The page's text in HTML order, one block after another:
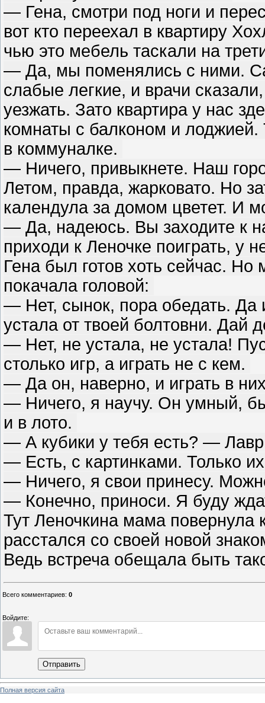
— Гена, смотри под ноги и
вот кто переехал в квартиру
чью это мебель таскали на
— Да, мы поменялись с ними.
слабые легкие, и врачи
уезжать. Зато квартира у нас
комнаты c балконом и
в коммуналке.
— Ничего, привыкнете. Наш
Летом, правда, жарковато. Но
календула за домом цветет. И
— Да, надеюсь. Вы заходите к
приходи к Леночке поиграть, у
Гена был готов хоть сейчас. Но
покачала головой:
— Нет, сынок, пора обедать. Да
устала от твоей болтовни. Дай
— Нет, не устала, не устала!
столько игр, а играть не с кем.
— Да он, наверно, и играть в
— Ничего, я научу. Он умный,
и в лото.
— А кубики у тебя есть? —
— Есть, с картинками. Только
— Ничего, я свои принесу.
— Конечно, приноси. Я буду
Тут Леночкина мама повернула
расстался со своей новой
Ведь встреча обещала быть
Всего комментариев: 0
Войдите:
Отправить
Полная версия сайта